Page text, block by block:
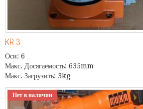
KR 3
Оси: 6
Макс. Досягаемость: 635mm
Макс. Загрузить: 3kg
Нет в наличии